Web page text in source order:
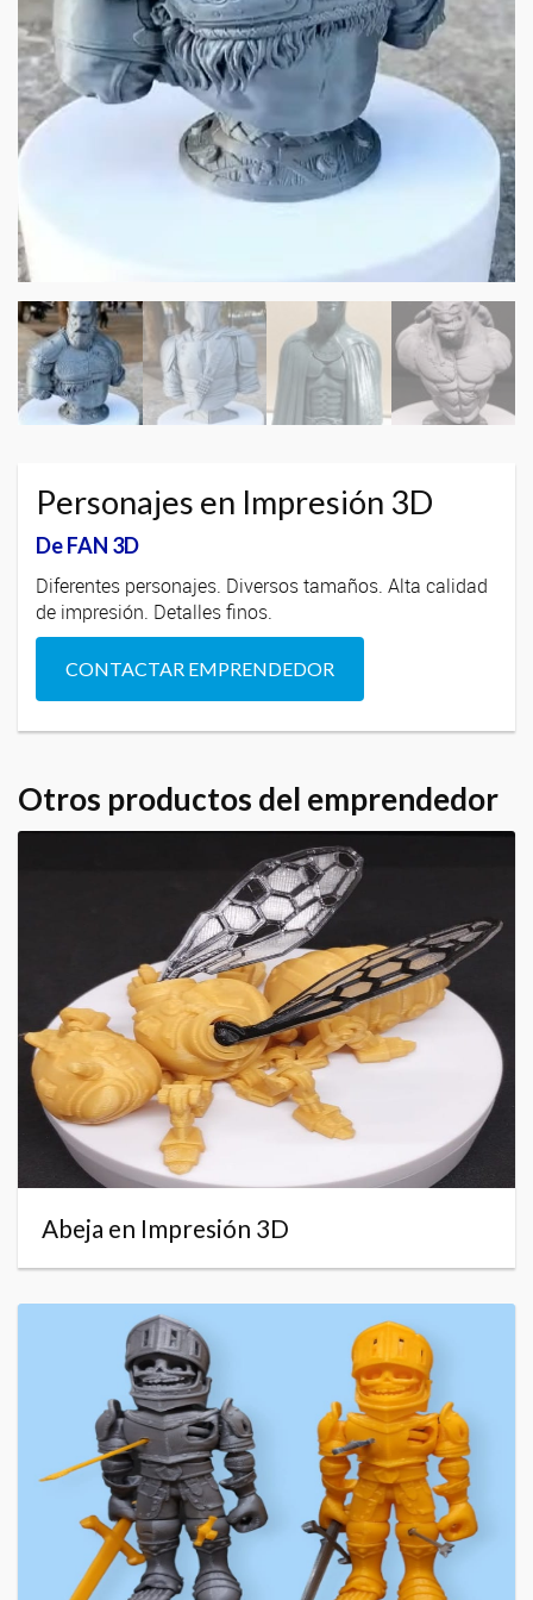
Personajes en Impresión 3D
De FAN 3D
Diferentes personajes. Diversos tamaños. Alta calidad
de impresión. Detalles finos.
CONTACTAR EMPRENDEDOR
Otros productos del emprendedor
Abeja en Impresión 3D